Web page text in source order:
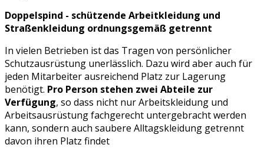
Doppelspind - schützende Arbeitkleidung und
Straßenkleidung ordnungsgemäß getrennt
In vielen Betrieben ist das Tragen von persönlicher
Schutzausrüstung unerlässlich. Dazu wird aber auch für
jeden Mitarbeiter ausreichend Platz zur Lagerung
benötigt. Pro Person stehen zwei Abteile zur
Verfügung, so dass nicht nur Arbeitskleidung und
Arbeitsausrüstung fachgerecht untergebracht werden
kann, sondern auch saubere Alltagskleidung getrennt
davon ihren Platz findet